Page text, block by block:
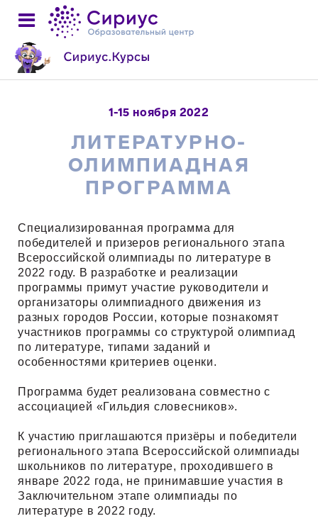
1-15 ноября 2022
ЛИТЕРАТУРНО-
ОЛИМПИАДНАЯ
ПРОГРАММА
Специализированная программа для
победителей и призеров регионального этапа
Всероссийской олимпиады по литературе в
2022 году. В разработке и реализации
программы примут участие руководители и
организаторы олимпиадного движения из
разных городов России, которые познакомят
участников программы со структурой олимпиад
по литературе, типами заданий и
особенностями критериев оценки.
Программа будет реализована совместно с
ассоциацией «Гильдия словесников».
К участию приглашаются призёры и победители
регионального этапа Всероссийской олимпиады
школьников по литературе, проходившего в
январе 2022 года, не принимавшие участия в
Заключительном этапе олимпиады по
литературе в 2022 году.